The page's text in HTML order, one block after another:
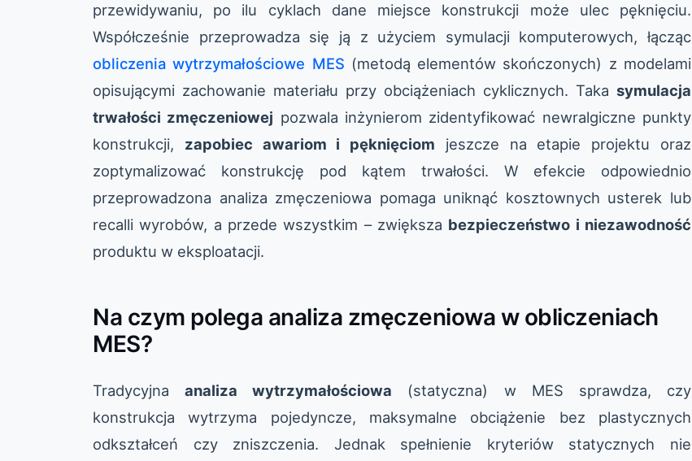
przewidywaniu, po ilu cyklach dane miejsce konstrukcji może ulec pęknięciu.
Współcześnie przeprowadza się ją z użyciem symulacji komputerowych, łącząc
obliczenia wytrzymałościowe MES (metodą elementów skończonych) z modelami
opisującymi zachowanie materiału przy obciążeniach cyklicznych. Taka symulacja
trwałości zmęczeniowej pozwala inżynierom zidentyfikować newralgiczne punkty
konstrukcji, zapobiec awariom i pęknięciom jeszcze na etapie projektu oraz
zoptymalizować konstrukcję pod kątem trwałości. W efekcie odpowiednio
przeprowadzona analiza zmęczeniowa pomaga uniknąć kosztownych usterek lub
recalli wyrobów, a przede wszystkim – zwiększa bezpieczeństwo i niezawodność
produktu w eksploatacji.
Na czym polega analiza zmęczeniowa w obliczeniach
MES?
Tradycyjnaanaliza wytrzymałościowa (statyczna) w MES sprawdza, czy
konstrukcja wytrzyma pojedyncze, maksymalne obciążenie bez plastycznych
odkształceń czy zniszczenia. Jednak spełnienie kryteriów statycznych nie